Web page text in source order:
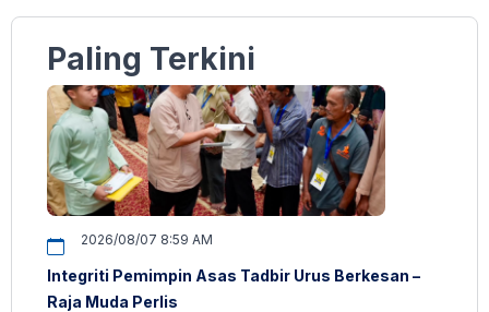
Paling Terkini
2026/08/07 8:59 AM
Integriti Pemimpin Asas Tadbir Urus Berkesan –
Raja Muda Perlis